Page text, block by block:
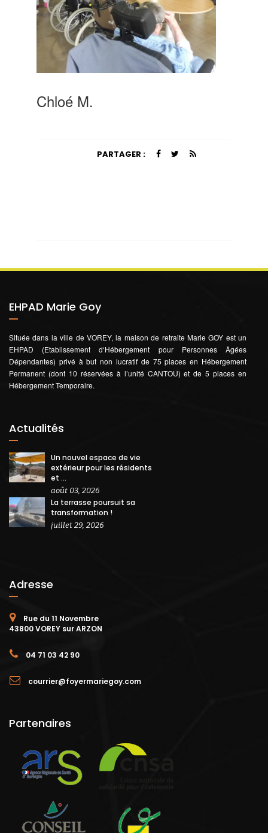
Chloé M.
PARTAGER :
EHPAD Marie Goy
Située dans la ville de VOREY, la maison de retraite Marie GOY est un
EHPAD (Etablissement d‘Hébergement pour Personnes Âgées
Dépendantes) privé à but non lucratif de 75 places en Hébergement
Permanent (dont 10 réservées à l’unité CANTOU) et de 5 places en
Hébergement Temporaire.
Actualités
Un nouvel espace de vie
extérieur pour les résidents
et ...
août 03, 2026
La terrasse poursuit sa
transformation !
juillet 29, 2026
Adresse
Rue du 11 Novembre
43800 VOREY sur ARZON
04 71 03 42 90
courrier@foyermariegoy.com
Partenaires